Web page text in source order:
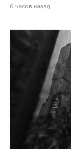
6 часов назад